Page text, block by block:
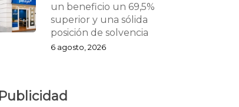
un beneficio un 69,5%
superior y una sólida
posición de solvencia
6 agosto, 2026
Publicidad